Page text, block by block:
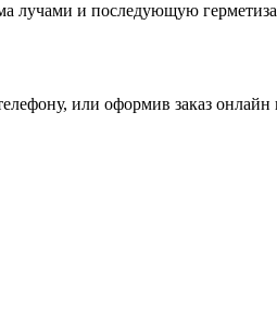
лучами и последующую
или оформив заказ